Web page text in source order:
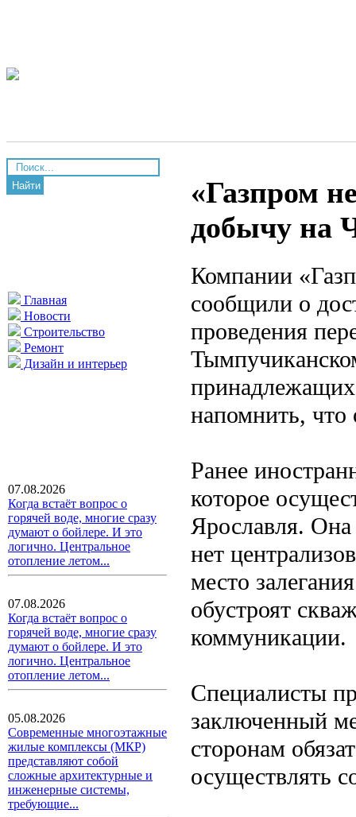
Найти
Главная
Новости
Строительство
Ремонт
Дизайн и интерьер
07.08.2026
Когда встаёт вопрос о
горячей воде, многие сразу
думают о бойлере. И это
логично. Центральное
отопление летом...
07.08.2026
Когда встаёт вопрос о
горячей воде, многие сразу
думают о бойлере. И это
логично. Центральное
отопление летом...
05.08.2026
Современные многоэтажные
жилые комплексы (МКР)
представляют собой
сложные архитектурные и
инженерные системы,
требующие...
«Газпром
добычу на
Компании
сообщили о
проведения
напомнить, что
Ранее
которое
Ярославля. Она
нет
место
обустроят
коммуникации.
Специалисты
заключенный
сторонам
осуществлять